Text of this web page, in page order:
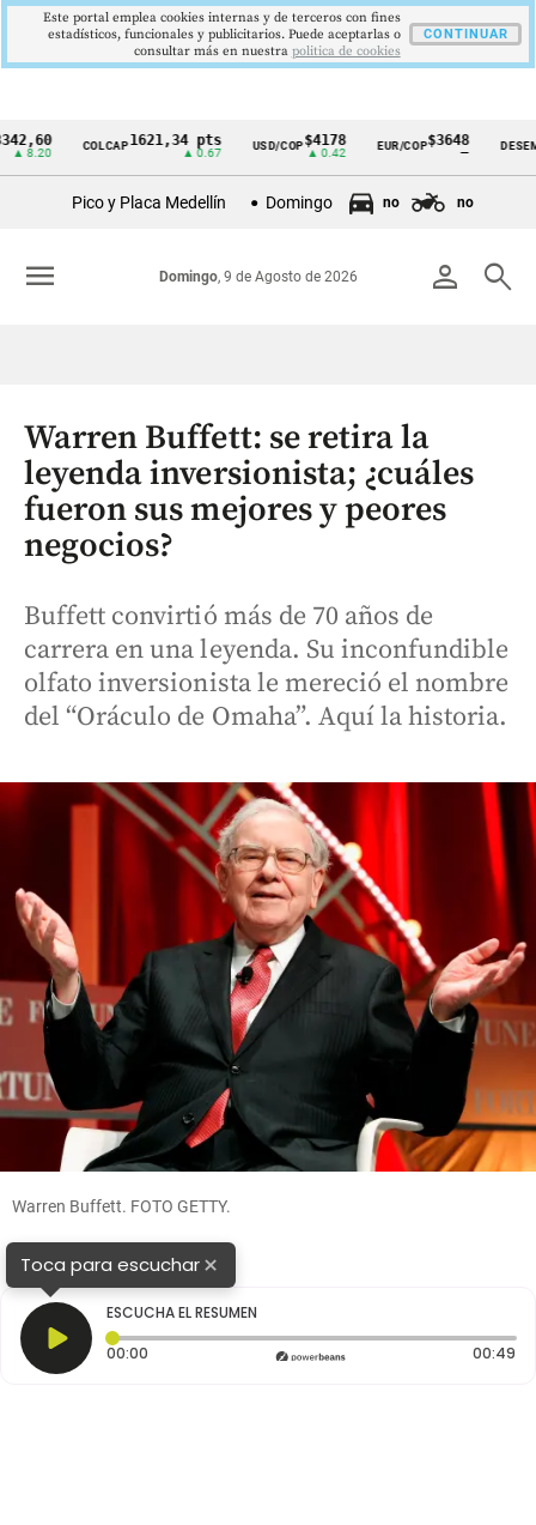
Cintillo
Colombia
COLCAP1621,34 pts USD/COP$4178
▲ 0.42
EUR/COP$3648
—
DESEMPLEO
Pico y Placa Medellín Domingo no no
person search
Domingo, 9 de Agosto de 2026
menu
Warren Buffett: se retira la
leyenda inversionista; ¿cuáles
fueron sus mejores y peores
negocios?
Buffett convirtió más de 70 años de
carrera en una leyenda. Su inconfundible
olfato inversionista le mereció el nombre
del “Oráculo de Omaha”. Aquí la historia.
Warren Buffett. FOTO GETTY.
Toca para escuchar×
ESCUCHA EL RESUMEN
00:00 Tiempo transcurrido: 0 segundos 00:49
Este portal emplea cookies internas y de terceros con fines
estadísticos, funcionales y publicitarios. Puede aceptarlas o
consultar más en nuestra politica de cookies
CONTINUAR